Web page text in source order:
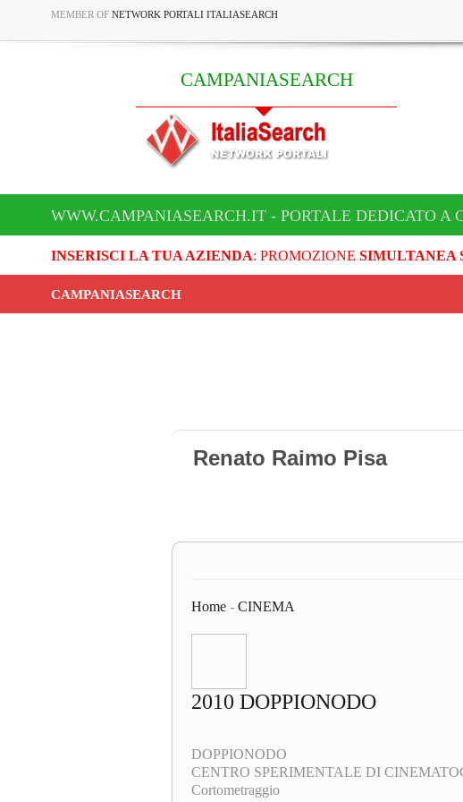
MEMBER OF NETWORK PORTALI ITALIASEARCH
CAMPANIASEARCH
WWW.CAMPANIASEARCH.IT - PORTALE DEDICATO A
INSERISCI LA TUA AZIENDA: PROMOZIONE SIMULTANEA
CAMPANIASEARCH
Renato Raimo Pisa
Home - CINEMA
2010 DOPPIONODO
DOPPIONODO
CENTRO SPERIMENTALE DI
Cortometraggio